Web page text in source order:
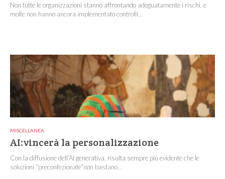
Non tutte le organizzazioni stanno affrontando adeguatamente i rischi, e
molte non hanno ancora implementato controlli...
MISCELLANEA
AI:vincerà la personalizzazione
Con la diffusione dell’AI generativa, risulta sempre più evidente che le
soluzioni “preconfezionate”non bastano...